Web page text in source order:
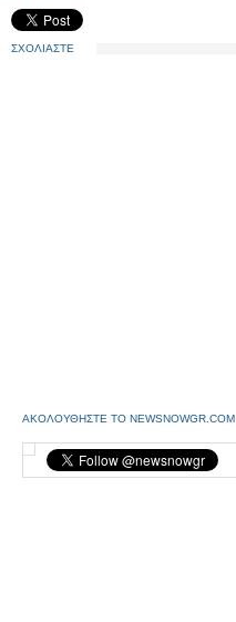
ΣΧΟΛΙΑΣΤΕ
ΑΚΟΛΟΥΘΗΣΤΕ ΤΟ NEWSNOWGR.COM